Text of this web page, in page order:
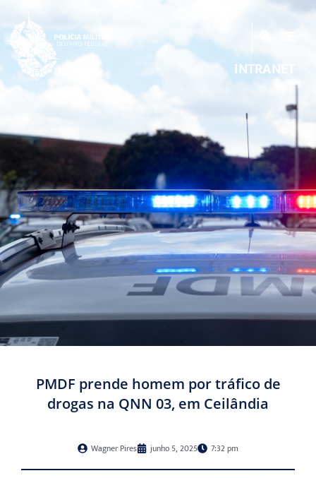
INTRANET
PMDF prende homem por tráfico de
drogas na QNN 03, em Ceilândia
Wagner Pires junho 5, 2025 7:32 pm